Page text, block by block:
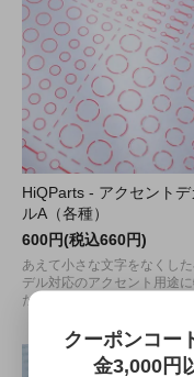
HiQParts - アクセントデ
ルA（各種）
600円(税込660円)
あえて小さな文字をなくし
デル対応のアクセント用途
たコーションデカール！
クーポンコー
金3,000円